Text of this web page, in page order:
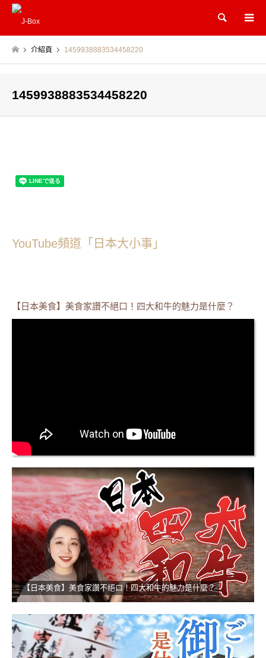
Search
介紹頁 1459938883534458220
1459938883534458220
YouTube頻道「日本大小事」
【日本美食】美食家讚不絕口！四大和牛的魅力是什麼？
【日本美食】美食家讚不絕口！四大和牛的魅力是什麼？